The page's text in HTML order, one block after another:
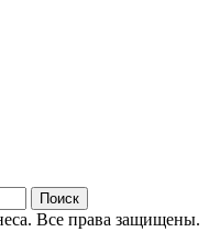
Поиск
Все права защищены.